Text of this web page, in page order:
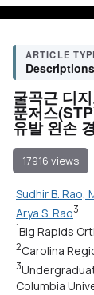
ARTICLE
굴곡근 디
푼저스
유발 왼손
17916 views
Sudhir B. Rao,
Arya S. Rao3
1Big Rapids
2Carolina
3
Columbia